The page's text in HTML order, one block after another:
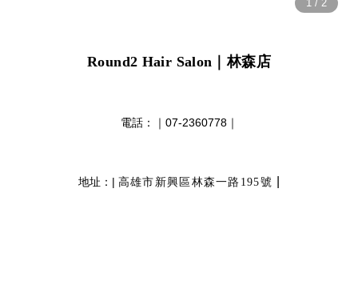
Round2 Hair Salon ｜林森店
電話：｜ 07-2360778｜
地址：| 高雄市新興區林森一路195號